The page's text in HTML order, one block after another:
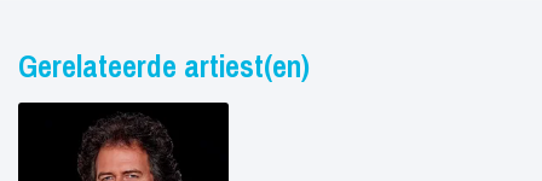
Gerelateerde artiest(en)